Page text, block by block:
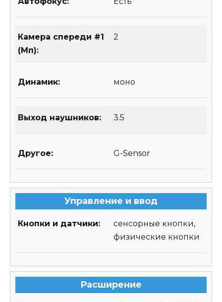
Камера спереди #1
(Мп):
2
Динамик: моно
Выход наушников: 3.5
Другое: G-Sensor
Управление и ввод
Кнопки и датчики:
сенсорные кнопки,
физические кнопки
Расширение